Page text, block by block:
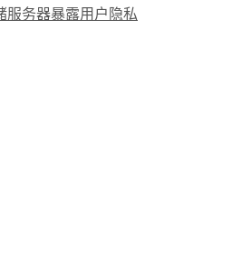
服务器暴露用户隐私